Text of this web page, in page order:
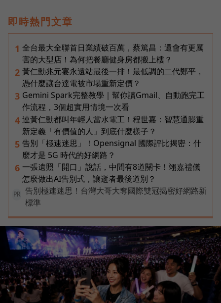
即時熱門文章
1 全台最大全聯首日業績破百萬，蔡篤昌：還會有更厲
害的大型店！為何把餐廳健身房都搬上樓？
2 黃仁勳兆元宴永遠站最後一排！最低調的二代鄭平，
憑什麼讓台達電被市場重新定價？
3 Gemini Spark完整教學｜幫你讀Gmail、自動跑完工
作流程，3個超實用情境一次看
4 連黃仁勳都叫年輕人當水電工！程世嘉：智慧通膨重
新定義「有價值的人」到底什麼樣子？
5 告別「極速迷思」！Opensignal 國際評比揭密：什
麼才是 5G 時代的好網路？
6 一張遺照「開口」說話，中間有8道關卡！翊嘉禮儀
怎麼做出AI告別式，讓逝者最後道別？
PR
告別極速迷思！台灣大哥大奪國際雙冠揭密好網路新
標準